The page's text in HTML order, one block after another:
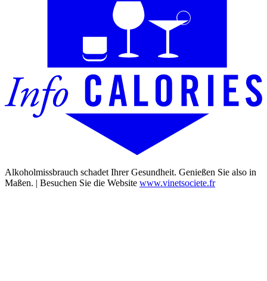
Alkoholmissbrauch schadet Ihrer Gesundheit. Genießen Sie also in
Maßen. | Besuchen Sie die Website www.vinetsociete.fr